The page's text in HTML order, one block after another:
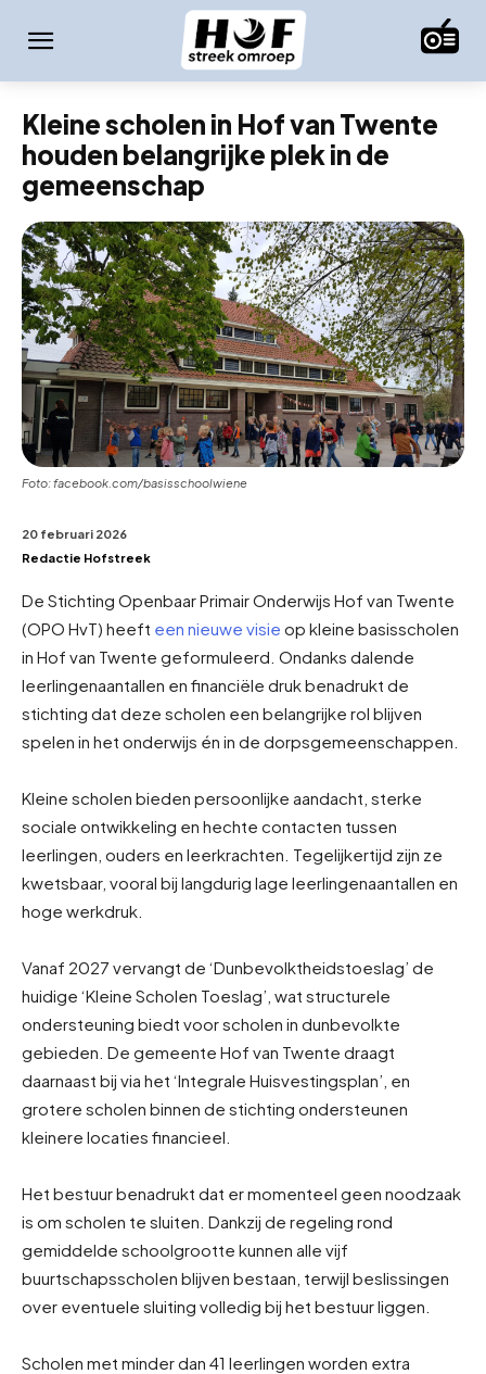
Kleine scholen in Hof van Twente
houden belangrijke plek in de
gemeenschap
Foto: facebook.com/basisschoolwiene
20 februari 2026
Redactie Hofstreek
De Stichting Openbaar Primair Onderwijs Hof van Twente
(OPO HvT) heeft een nieuwe visie op kleine basisscholen
in Hof van Twente geformuleerd. Ondanks dalende
leerlingenaantallen en financiële druk benadrukt de
stichting dat deze scholen een belangrijke rol blijven
spelen in het onderwijs én in de dorpsgemeenschappen.
Kleine scholen bieden persoonlijke aandacht, sterke
sociale ontwikkeling en hechte contacten tussen
leerlingen, ouders en leerkrachten. Tegelijkertijd zijn ze
kwetsbaar, vooral bij langdurig lage leerlingenaantallen en
hoge werkdruk.
Vanaf 2027 vervangt de ‘Dunbevolktheidstoeslag’ de
huidige ‘Kleine Scholen Toeslag’, wat structurele
ondersteuning biedt voor scholen in dunbevolkte
gebieden. De gemeente Hof van Twente draagt
daarnaast bij via het ‘Integrale Huisvestingsplan’, en
grotere scholen binnen de stichting ondersteunen
kleinere locaties financieel.
Het bestuur benadrukt dat er momenteel geen noodzaak
is om scholen te sluiten. Dankzij de regeling rond
gemiddelde schoolgrootte kunnen alle vijf
buurtschapsscholen blijven bestaan, terwijl beslissingen
over eventuele sluiting volledig bij het bestuur liggen.
Scholen met minder dan 41 leerlingen worden extra